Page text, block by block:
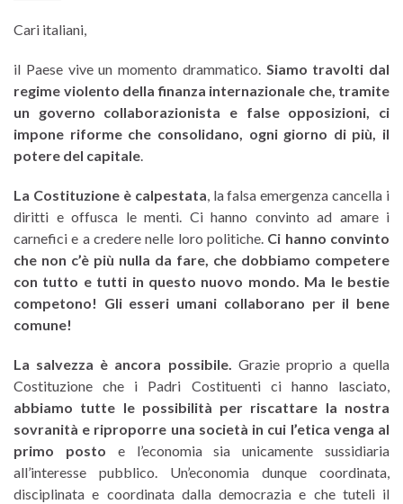
Cari italiani,
il Paese vive un momento drammatico. Siamo travolti dal
regime violento della finanza internazionale che, tramite
un governo collaborazionista e false opposizioni, ci
impone riforme che consolidano, ogni giorno di più, il
potere del capitale.
La Costituzione è calpestata, la falsa emergenza cancella i
diritti e offusca le menti. Ci hanno convinto ad amare i
carnefici e a credere nelle loro politiche. Ci hanno convinto
che non c’è più nulla da fare, che dobbiamo competere
con tutto e tutti in questo nuovo mondo. Ma le bestie
competono! Gli esseri umani collaborano per il bene
comune!
La salvezza è ancora possibile. Grazie proprio a quella
Costituzione che i Padri Costituenti ci hanno lasciato,
abbiamo tutte le possibilità per riscattare la nostra
sovranità e riproporre una società in cui l’etica venga al
primo posto e l’economia sia unicamente sussidiaria
all’interesse pubblico. Un’economia dunque coordinata,
disciplinata e coordinata dalla democrazia e che tuteli il